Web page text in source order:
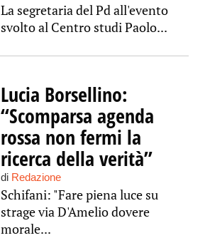
La segretaria del Pd all'evento
svolto al Centro studi Paolo...
Lucia Borsellino:
“Scomparsa agenda
rossa non fermi la
ricerca della verità”
di Redazione
Schifani: "Fare piena luce su
strage via D'Amelio dovere
morale...